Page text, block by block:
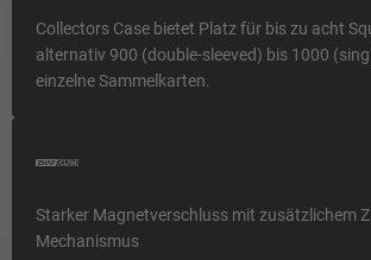
Collectors Case bietet Platz für bis zu acht
alternativ 900 (double-sleeved) bis 1000
einzelne Sammelkarten.
Starker Magnetverschluss mit zusätzlichem
Mechanismus